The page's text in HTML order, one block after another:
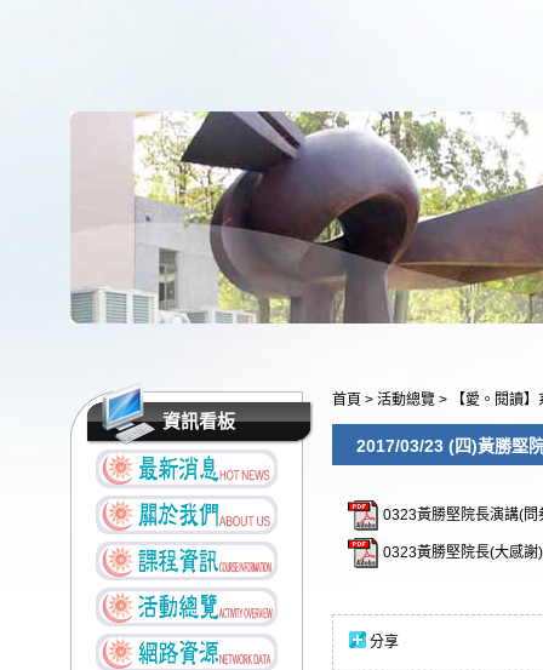
資訊看板
首頁 > 活動總覽 > 【愛。閱讀
2017/03/23 (四)黃勝堅
0323黃勝堅院長演講(問
0323黃勝堅院長(大感謝
分享